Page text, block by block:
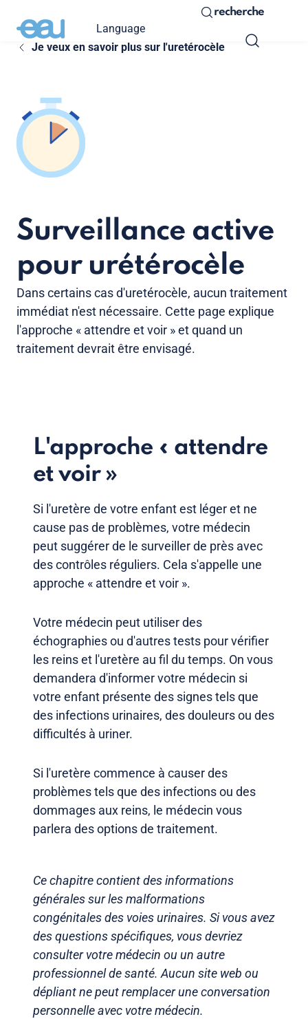
Language
recherche
Je veux en savoir plus sur l'uretérocèle
Surveillance active
pour urétérocèle
Dans certains cas d'uretérocèle, aucun traitement
immédiat n'est nécessaire. Cette page explique
l'approche « attendre et voir » et quand un
traitement devrait être envisagé.
L'approche « attendre
et voir »
Si l'uretère de votre enfant est léger et ne
cause pas de problèmes, votre médecin
peut suggérer de le surveiller de près avec
des contrôles réguliers. Cela s'appelle une
approche « attendre et voir ».
Votre médecin peut utiliser des
échographies ou d'autres tests pour vérifier
les reins et l'uretère au fil du temps. On vous
demandera d'informer votre médecin si
votre enfant présente des signes tels que
des infections urinaires, des douleurs ou des
difficultés à uriner.
Si l'uretère commence à causer des
problèmes tels que des infections ou des
dommages aux reins, le médecin vous
parlera des options de traitement.
Ce chapitre contient des informations
générales sur les malformations
congénitales des voies urinaires. Si vous avez
des questions spécifiques, vous devriez
consulter votre médecin ou un autre
professionnel de santé. Aucun site web ou
dépliant ne peut remplacer une conversation
personnelle avec votre médecin.